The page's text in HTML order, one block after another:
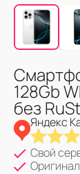
128Gb
без
Яндекс
Свой